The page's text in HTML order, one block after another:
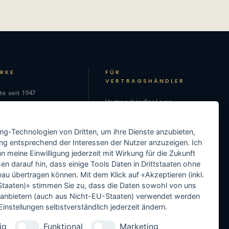
seit 1947
FÜR
VERTRAGSHÄNDLER
Vertragshändler-Login
registrieren
Media-Center
Händler in Ihrer Nähe
Technologien von Dritten, um ihre Dienste anzubieten,
entsprechend der Interessen der Nutzer anzuzeigen. Ich
meine Einwilligung jederzeit mit Wirkung für die Zukunft
darauf hin, dass einige Tools Daten in Drittstaaten ohne
übertragen können. Mit dem Klick auf «Akzeptieren (inkl.
stimmen Sie zu, dass die Daten sowohl von uns
(auch aus Nicht-EU-Staaten) verwendet werden
selbstverständlich jederzeit ändern.
Funktional Marketing